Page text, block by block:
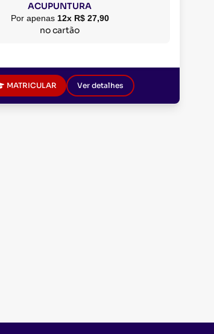
ACUPUNTURA
Por apenas 12x R$ 27,90
no cartão
MATRICULAR Ver detalhes